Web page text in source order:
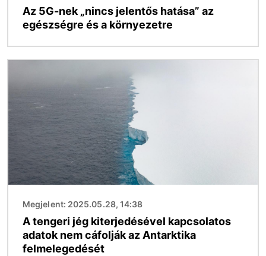
Az 5G-nek „nincs jelentős hatása” az
egészségre és a környezetre
Megjelent: 2025.05.28, 14:38
A tengeri jég kiterjedésével kapcsolatos
adatok nem cáfolják az Antarktika
felmelegedését